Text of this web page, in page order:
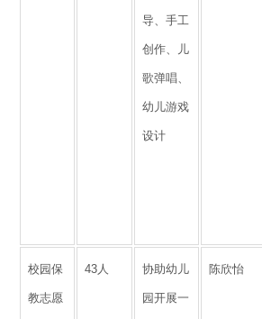
导、手工
创作、儿
歌弹唱、
幼儿游戏
设计
校园保
教志愿
43人 协助幼儿
园开展一
陈欣怡